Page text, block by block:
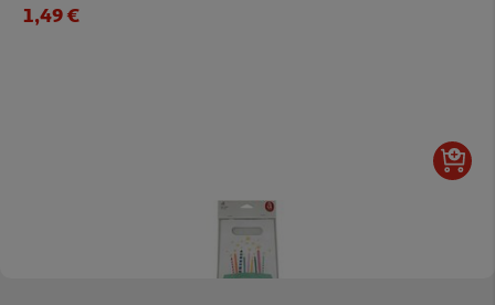
1,49 €